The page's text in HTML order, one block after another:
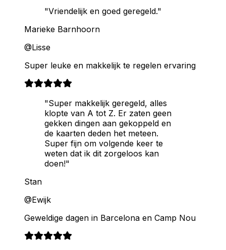
"Vriendelijk en goed geregeld."
Marieke Barnhoorn
@Lisse
Super leuke en makkelijk te regelen ervaring
"Super makkelijk geregeld, alles
klopte van A tot Z. Er zaten geen
gekken dingen aan gekoppeld en
de kaarten deden het meteen.
Super fijn om volgende keer te
weten dat ik dit zorgeloos kan
doen!"
Stan
@Ewijk
Geweldige dagen in Barcelona en Camp Nou